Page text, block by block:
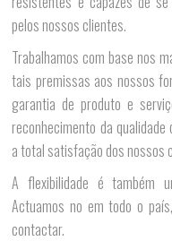
pelos nossos clientes.
Trabalhamos com base nos
tais premissas aos nossos
garantia de produto e
reconhecimento da
a total satisfação dos nossos
A flexibilidade é também
Actuamos no em todo o
contactar.